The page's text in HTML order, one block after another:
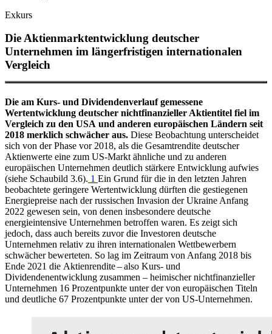
Exkurs
Die Aktienmarktentwicklung deutscher
Unternehmen im längerfristigen internationalen
Vergleich
Die am Kurs- und Dividendenverlauf gemessene
Wertentwicklung deutscher nichtfinanzieller Aktientitel fiel im
Vergleich zu den USA und anderen europäischen Ländern seit
2018 merklich schwächer aus. Diese Beobachtung unterscheidet
sich von der Phase vor 2018, als die Gesamtrendite deutscher
Aktienwerte eine zum US-Markt ähnliche und zu anderen
europäischen Unternehmen deutlich stärkere Entwicklung aufwies
(siehe Schaubild 3.6). 1 Ein Grund für die in den letzten Jahren
beobachtete geringere Wertentwicklung dürften die gestiegenen
Energiepreise nach der russischen Invasion der Ukraine Anfang
2022 gewesen sein, von denen insbesondere deutsche
energieintensive Unternehmen betroffen waren. Es zeigt sich
jedoch, dass auch bereits zuvor die Investoren deutsche
Unternehmen relativ zu ihren internationalen Wettbewerbern
schwächer bewerteten. So lag im Zeitraum von Anfang 2018 bis
Ende 2021 die Aktienrendite – also Kurs- und
Dividendenentwicklung zusammen – heimischer nichtfinanzieller
Unternehmen 16 Prozentpunkte unter der von europäischen Titeln
und deutliche 67 Prozentpunkte unter der von US-Unternehmen.